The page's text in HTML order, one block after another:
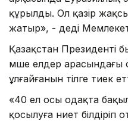
құрылды. Ол қазір
жатыр», - деді
Қазақстан Президенті
мүше елдер
ұлғайғанын тілге тиек
«40 ел осы одақта
қосылуға ниет білдіріп